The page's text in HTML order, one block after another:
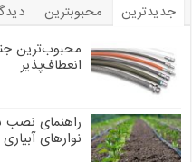
جدیدترین محبوبترین
محبوب‌ترین
انعطاف‌پذیر
راهنمای نصب
نوارهای